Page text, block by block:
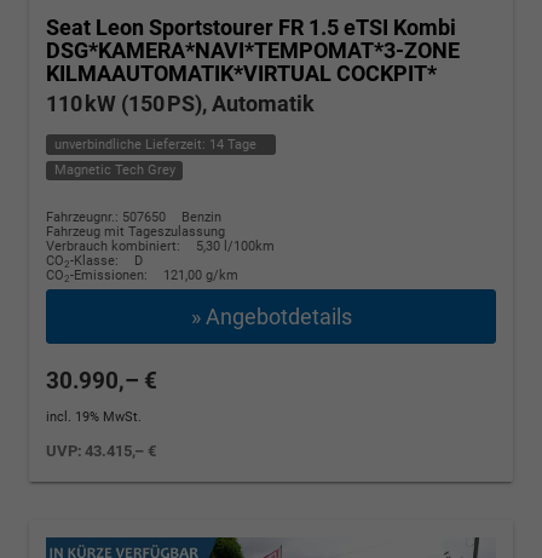
Seat Leon Sportstourer FR 1.5 eTSI Kombi
DSG*KAMERA*NAVI*TEMPOMAT*3-ZONE
KILMAAUTOMATIK*VIRTUAL COCKPIT*
110 kW (150 PS), Automatik
unverbindliche Lieferzeit: 14 Tage
Magnetic Tech Grey
Fahrzeugnr.: 507650
Benzin
Fahrzeug mit Tageszulassung
Verbrauch kombiniert:
5,30 l/100km
CO2-Klasse:
D
CO2-Emissionen: 121,00 g/km
» Angebotdetails
30.990,– €
incl. 19% MwSt.
UVP:43.415,– €